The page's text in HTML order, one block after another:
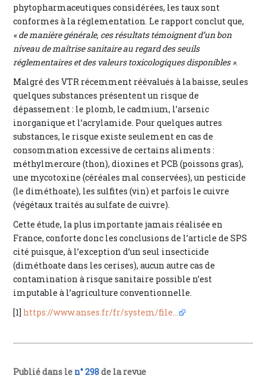
phytopharmaceutiques considérées, les taux sont
conformes à la réglementation. Le rapport conclut que,
« de manière générale, ces résultats témoignent d’un bon
niveau de maîtrise sanitaire au regard des seuils
réglementaires et des valeurs toxicologiques disponibles ».
Malgré des VTR récemment réévalués à la baisse, seules
quelques substances présentent un risque de
dépassement : le plomb, le cadmium, l’arsenic
inorganique et l’acrylamide. Pour quelques autres
substances, le risque existe seulement en cas de
consommation excessive de certains aliments :
méthylmercure (thon), dioxines et PCB (poissons gras),
une mycotoxine (céréales mal conservées), un pesticide
(le diméthoate), les sulfites (vin) et parfois le cuivre
(végétaux traités au sulfate de cuivre).
Cette étude, la plus importante jamais réalisée en
France, conforte donc les conclusions de l’article de SPS
cité puisque, à l’exception d’un seul insecticide
(diméthoate dans les cerises), aucun autre cas de
contamination à risque sanitaire possible n’est
imputable à l’agriculture conventionnelle.
[1] https://www.anses.fr/fr/system/file...
Publié dans le n° 298de la revue